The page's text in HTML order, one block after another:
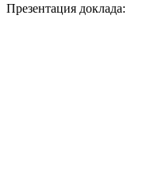
Презентация доклада: